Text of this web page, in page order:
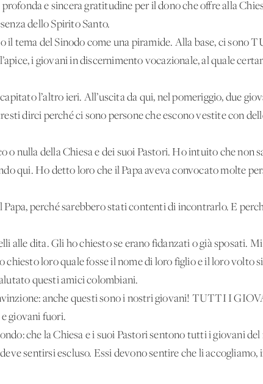
e sincera gratitudine per il dono che offre alla
dello Spirito Santo.
il tema del Sinodo come una piramide. Alla base, ci sono
i giovani in discernimento vocazionale, al quale
l’altro ieri. All’uscita da qui, nel pomeriggio, due
dirci perché ci sono persone che escono vestite con
o nulla della Chiesa e dei suoi Pastori. Ho intuito che non
qui. Ho detto loro che il Papa aveva convocato molte
perché sarebbero stati contenti di incontrarlo. E
alle dita. Gli ho chiesto se erano fidanzati o già sposati.
loro quale fosse il nome di loro figlio e il loro volto
questi amici colombiani.
anche questi sono i nostri giovani! TUTTI I
giovani fuori.
che la Chiesa e i suoi Pastori sentono tutti i giovani
sentirsi escluso. Essi devono sentire che li